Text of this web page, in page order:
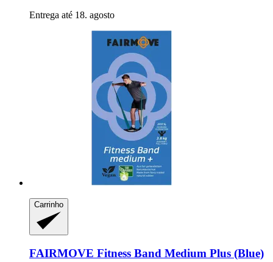
Entrega até 18. agosto
Carrinho
FAIRMOVE Fitness Band Medium Plus (Blue)